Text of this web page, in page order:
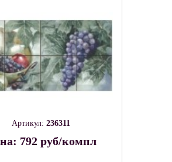
Артикул: 236311
792 руб/компл